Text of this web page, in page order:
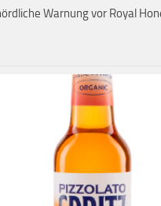
Warnung vor Royal